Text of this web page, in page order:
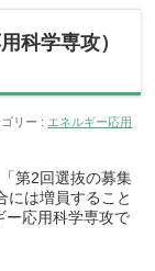
科学専攻）
リー : エネルギー応用
第2回選抜の募集
には増員すること
ー応用科学専攻で